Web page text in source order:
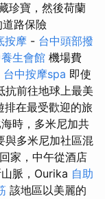
珍寶，然後荷蘭
路保險
按摩 - 台中頭部撥
生會館 機場費
台中按摩spa 即使
抗前往地球上最美
排在最受歡迎的旅
時，多米尼加共
與多米尼加社區混
家，中午從酒店
脈，Ourika 自助
該地區以美麗的